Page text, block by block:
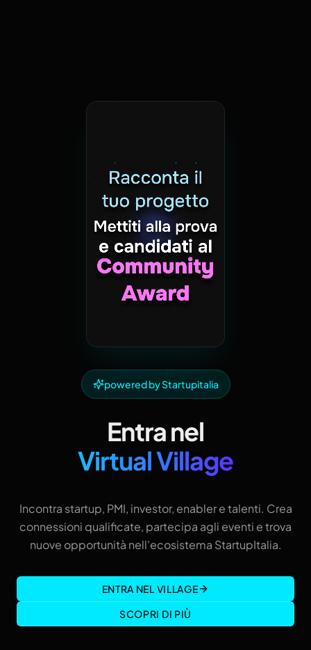
powered by Startupitalia
Entra nel
Virtual Village
Incontra startup, PMI, investor, enabler e talenti. Crea
connessioni qualificate, partecipa agli eventi e trova
nuove opportunità nell'ecosistema StartupItalia.
ENTRA NEL VILLAGE
SCOPRI DI PIÙ